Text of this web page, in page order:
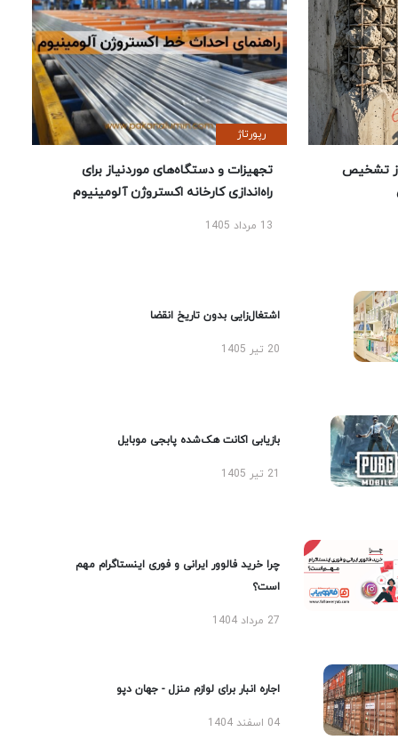
تشخیص
رپورتاژ
تجهیزات و دستگاه‌های موردنیاز برای
راه‌اندازی کارخانه اکستروژن آلومینیوم
13 مرداد 1405
اشتغال‌زایی بدون تاریخ انقضا
20 تیر 1405
بازیابی اکانت هک‌شده پابجی موبایل
چرا خرید فالوور ایرانی و فوری اینستاگرام مهم
است؟
27 مرداد 1404
اجاره انبار برای لوازم منزل - جهان دپو
04 اسفند 1404